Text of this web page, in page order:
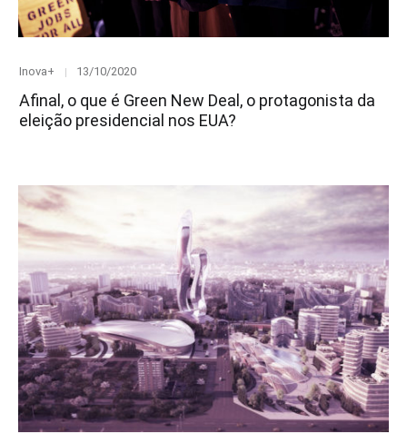
Category
Inova+
Posted
13/10/2020
Afinal, o que é Green New Deal, o protagonista da
eleição presidencial nos EUA?